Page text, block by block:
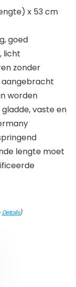
x 53 cm
goed
licht
zonder
aangebracht
worden
vaste en
lengte moet
Details)